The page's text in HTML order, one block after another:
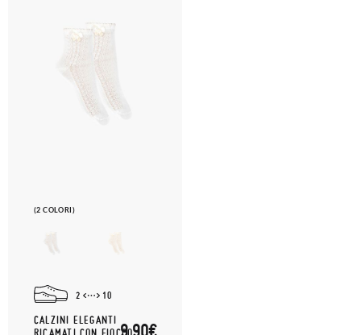
(2 COLORI)
2 10
CALZINI ELEGANTI